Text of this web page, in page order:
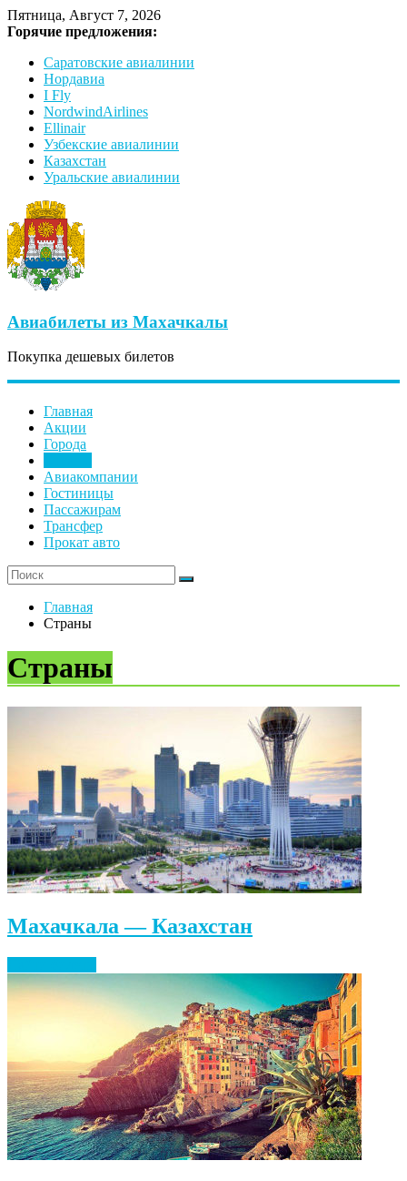
Пятница, Август 7, 2026
Горячие предложения:
Саратовские авиалинии
Нордавиа
I Fly
NordwindAirlines
Ellinair
Узбекские авиалинии
Казахстан
Уральские авиалинии
Авиабилеты из Махачкалы
Покупка дешевых билетов
Главная
Акции
Города
Авиакомпании
Гостиницы
Пассажирам
Трансфер
Прокат авто
Главная
Страны
Страны
Махачкала — Казахстан